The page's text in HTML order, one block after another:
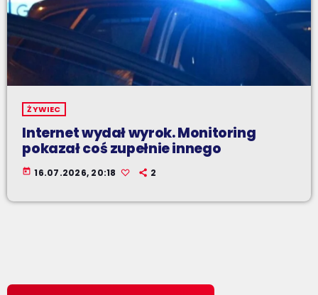
ŻYWIEC
Internet wydał wyrok. Monitoring
pokazał coś zupełnie innego
today 16.07.2026, 20:18 2